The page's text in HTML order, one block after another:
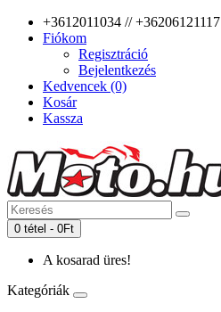
+3612011034 // +36206121117
Fiókom
Regisztráció
Bejelentkezés
Kedvencek (0)
Kosár
Kassza
0 tétel - 0Ft
A kosarad üres!
Kategóriák